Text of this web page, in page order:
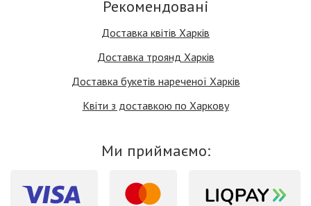
Рекомендовані
Доставка квітів Харків
Доставка троянд Харків
Доставка букетів нареченої Харків
Квіти з доставкою по Харкову
Ми приймаємо: